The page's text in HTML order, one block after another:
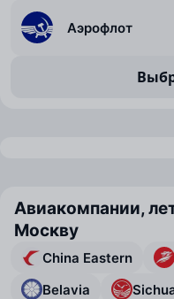
Аэрофлот
Авиакомпании,
Москву
China Eastern
Belavia